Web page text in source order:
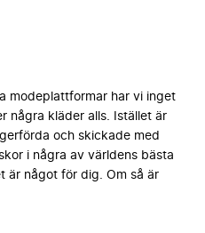
modeplattformar har vi inget
några kläder alls. Istället är
och skickade med
i några av världens bästa
är något för dig. Om så är